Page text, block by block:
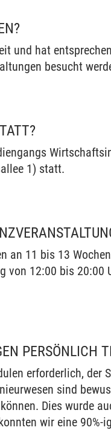
und hat
besucht
1) statt.
11 bis 13
12:00 bis 20:00
PERSÖNLICH
erforderlich, der
sind
Dies wurde
wir eine 90%-